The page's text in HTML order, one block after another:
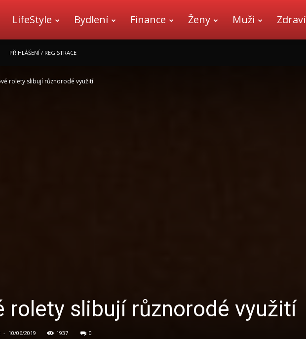
Promo
LifeStyle Bydlení Finance Ženy Muži Zdraví
PŘIHLÁŠENÍ / REGISTRACE
rolety slibují různorodé využití
rolety slibují různorodé využití
- 10/06/2019 1937 0